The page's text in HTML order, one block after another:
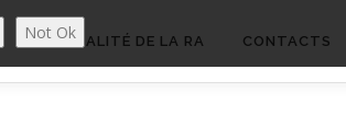
ACTUALITÉ DE LA RA CONTACTS
Not Ok